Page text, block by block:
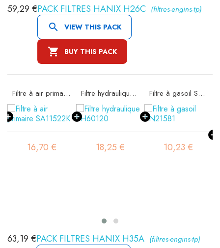
PACK FILTRES HANIX H26C (filtres-engins-tp)
 VIEW THIS PACK
 BUY THIS PACK
59,29 €
Filtre à air primaire SA11522K
16,70 €
Filtre hydraulique SH60120
18,25 €
Filtre à gasoil SN21581
10,23 €
PACK FILTRES HANIX H35A (filtres-engins-tp)
63,19 €